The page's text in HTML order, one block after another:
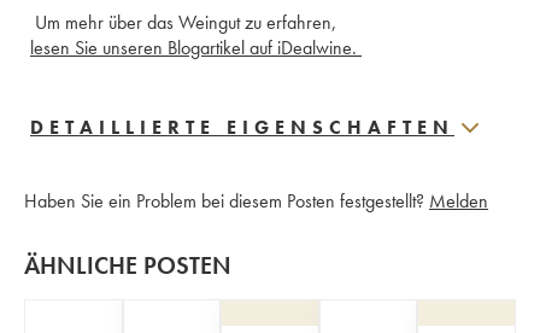
Um mehr über das Weingut zu erfahren,
DETAILLIERTE EIGENSCHAFTEN
Haben Sie ein Problem bei diesem Posten festgestellt? Melden
ÄHNLICHE POSTEN